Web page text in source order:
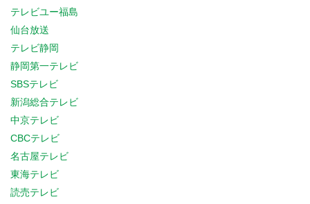
テレビユー福島
仙台放送
テレビ静岡
静岡第一テレビ
SBSテレビ
新潟総合テレビ
中京テレビ
CBCテレビ
名古屋テレビ
東海テレビ
読売テレビ